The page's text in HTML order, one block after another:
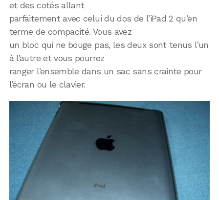
et des cotés allant
parfaitement avec celui du dos de l’iPad 2 qu’en
terme de compacité. Vous avez
un bloc qui ne bouge pas, les deux sont tenus l’un
à l’autre et vous pourrez
ranger l’ensemble dans un sac sans crainte pour
l’écran ou le clavier.